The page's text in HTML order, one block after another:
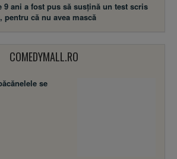
9 ani a fost pus să susţină un test scris
pentru că nu avea mască
COMEDYMALL.RO
se